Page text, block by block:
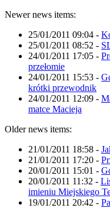
Newer news items:
25/01/2011 09:04 -
25/01/2011 08:52 -
24/01/2011 17:05 -
przełomie
24/01/2011 15:53 -
krótki przewodnik
24/01/2011 12:09 -
matce Macieja
Older news items:
21/01/2011 18:58 -
21/01/2011 17:20 -
20/01/2011 15:01 -
20/01/2011 11:32 -
imieniu Miejskiego
19/01/2011 20:42 -